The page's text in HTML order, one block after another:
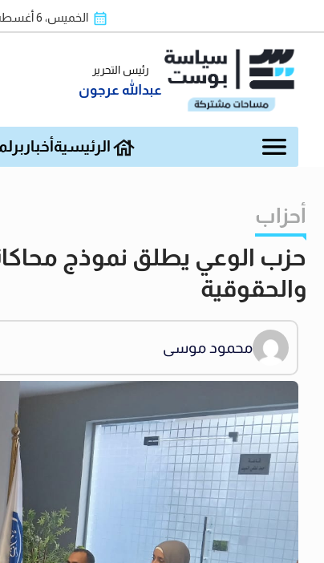
الخميس، 6 أغسطس 2026
رئيس التحرير
عبدالله عرجون
الرئيسية أخبار
أحزاب
حزب الوعي يطلق نموذج
والحقوقية
محمود موسى